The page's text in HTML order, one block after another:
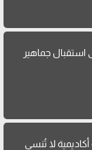
جماهير
لا تُنسى